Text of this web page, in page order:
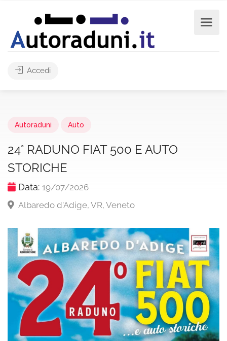
Accedi
Autoraduni Auto
24° RADUNO FIAT 500 E AUTO
STORICHE
Data: 19/07/2026
Albaredo d'Adige, VR, Veneto